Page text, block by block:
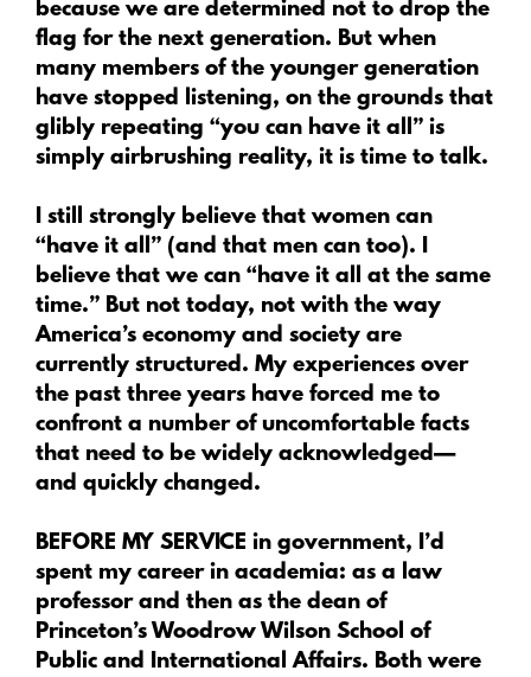
because we are determined not to drop the
flag for the next generation. But when
many members of the younger generation
have stopped listening, on the grounds that
glibly repeating “you can have it all” is
simply airbrushing reality, it is time to talk.
I still strongly believe that women can
“have it all” (and that men can too). I
believe that we can “have it all at the same
time.” But not today, not with the way
America’s economy and society are
currently structured. My experiences over
the past three years have forced me to
confront a number of uncomfortable facts
that need to be widely acknowledged—
and quickly changed.
BEFORE MY SERVICE in government, I’d
spent my career in academia: as a law
professor and then as the dean of
Princeton’s Woodrow Wilson School of
Public and International Affairs. Both were